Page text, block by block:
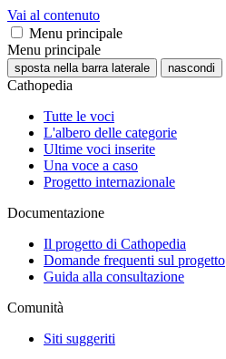
Vai al contenuto
Menu principale
Menu principale
sposta nella barra laterale nascondi
Cathopedia
Tutte le voci
L'albero delle categorie
Ultime voci inserite
Una voce a caso
Progetto internazionale
Documentazione
Il progetto di Cathopedia
Domande frequenti sul progetto
Guida alla consultazione
Comunità
Siti suggeriti